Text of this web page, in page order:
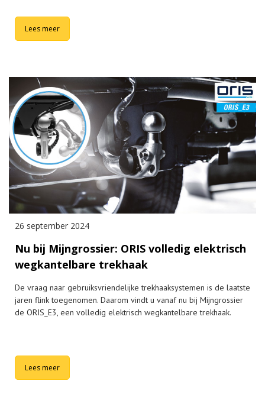
Lees meer
26 september 2024
Nu bij Mijngrossier: ORIS volledig elektrisch
wegkantelbare trekhaak
De vraag naar gebruiksvriendelijke trekhaaksystemen is de laatste
jaren flink toegenomen. Daarom vindt u vanaf nu bij Mijngrossier
de ORIS_E3, een volledig elektrisch wegkantelbare trekhaak.
Lees meer